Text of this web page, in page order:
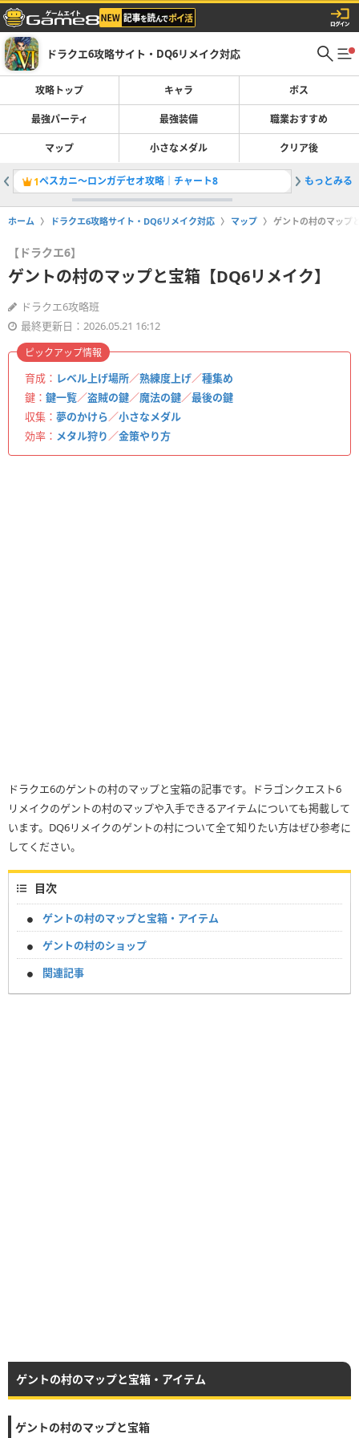
ドラクエ6攻略サイト・DQ6リメイク対応
攻略トップ キャラ ボス
最強パーティ 最強装備 職業おすすめ
マップ 小さなメダル クリア後
1ペスカニ〜ロンガデセオ攻略｜チャート8 2マップ一
もっとみる
ホーム ドラクエ6攻略サイト・DQ6リメイク対応 マップ ゲントの村のマップ
【ドラクエ6】
ゲントの村のマップと宝箱【DQ6リメイク】
ドラクエ6攻略班
最終更新日：2026.05.21 16:12
育成： レベル上げ場所／熟練度上げ／種集め
鍵： 鍵一覧／盗賊の鍵／魔法の鍵／最後の鍵
収集： 夢のかけら／小さなメダル
効率： メタル狩り／金策やり方
ピックアップ情報
ドラクエ6のゲントの村のマップと宝箱の記事です。ドラゴンクエスト6
リメイクのゲントの村のマップや入手できるアイテムについても掲載して
います。DQ6リメイクのゲントの村について全て知りたい方はぜひ参考に
してください。
目次
ゲントの村のマップと宝箱・アイテム
ゲントの村のショップ
関連記事
ゲントの村のマップと宝箱・アイテム
ゲントの村のマップと宝箱